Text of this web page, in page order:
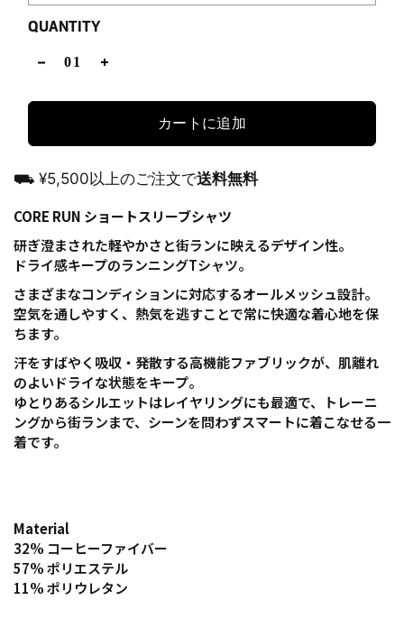
QUANTITY
カートに追加
⛟ ¥5,500以上のご注文で送料無料
CORE RUN ショートスリーブシャツ
研ぎ澄まされた軽やかさと街ランに映えるデザイン性。
ドライ感キープのランニングTシャツ。
さまざまなコンディションに対応するオールメッシュ設計。
空気を通しやすく、熱気を逃すことで常に快適な着心地を保
ちます。
汗をすばやく吸収・発散する高機能ファブリックが、肌離れ
のよいドライな状態をキープ。
ゆとりあるシルエットはレイヤリングにも最適で、トレーニ
ングから街ランまで、シーンを問わずスマートに着こなせる一
着です。
Material
32% コーヒーファイバー
57% ポリエステル
11% ポリウレタン